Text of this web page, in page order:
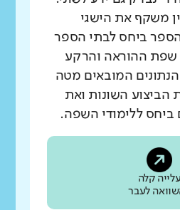
משקף את הישגי
ביחס לבתי הספר
שפת ההוראה והרקע
המובאים מטה
השונות ואת
ביחס ללימודי השפה.
עלייה קלה
לעבר